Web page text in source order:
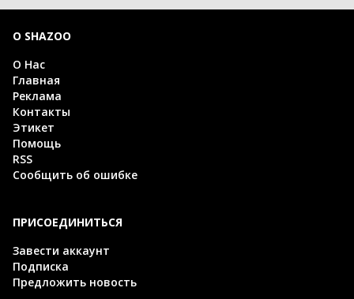
О SHAZOO
О Нас
Главная
Реклама
Контакты
Этикет
Помощь
RSS
Сообщить об ошибке
ПРИСОЕДИНИТЬСЯ
Завести аккаунт
Подписка
Предложить новость